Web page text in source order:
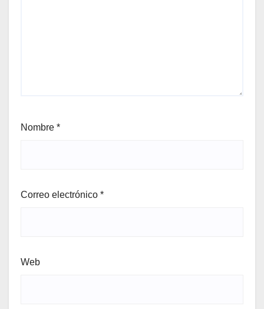
Nombre *
Correo electrónico *
Web